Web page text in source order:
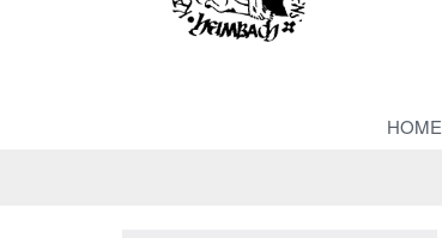
HOME